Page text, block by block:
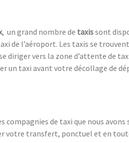
, un grand nombre de taxissont
de l’aéroport. Les taxis se
diriger vers la zone d’attente de
un taxi avant votre décollage de
de taxi que nous
votre transfert, ponctuel et en